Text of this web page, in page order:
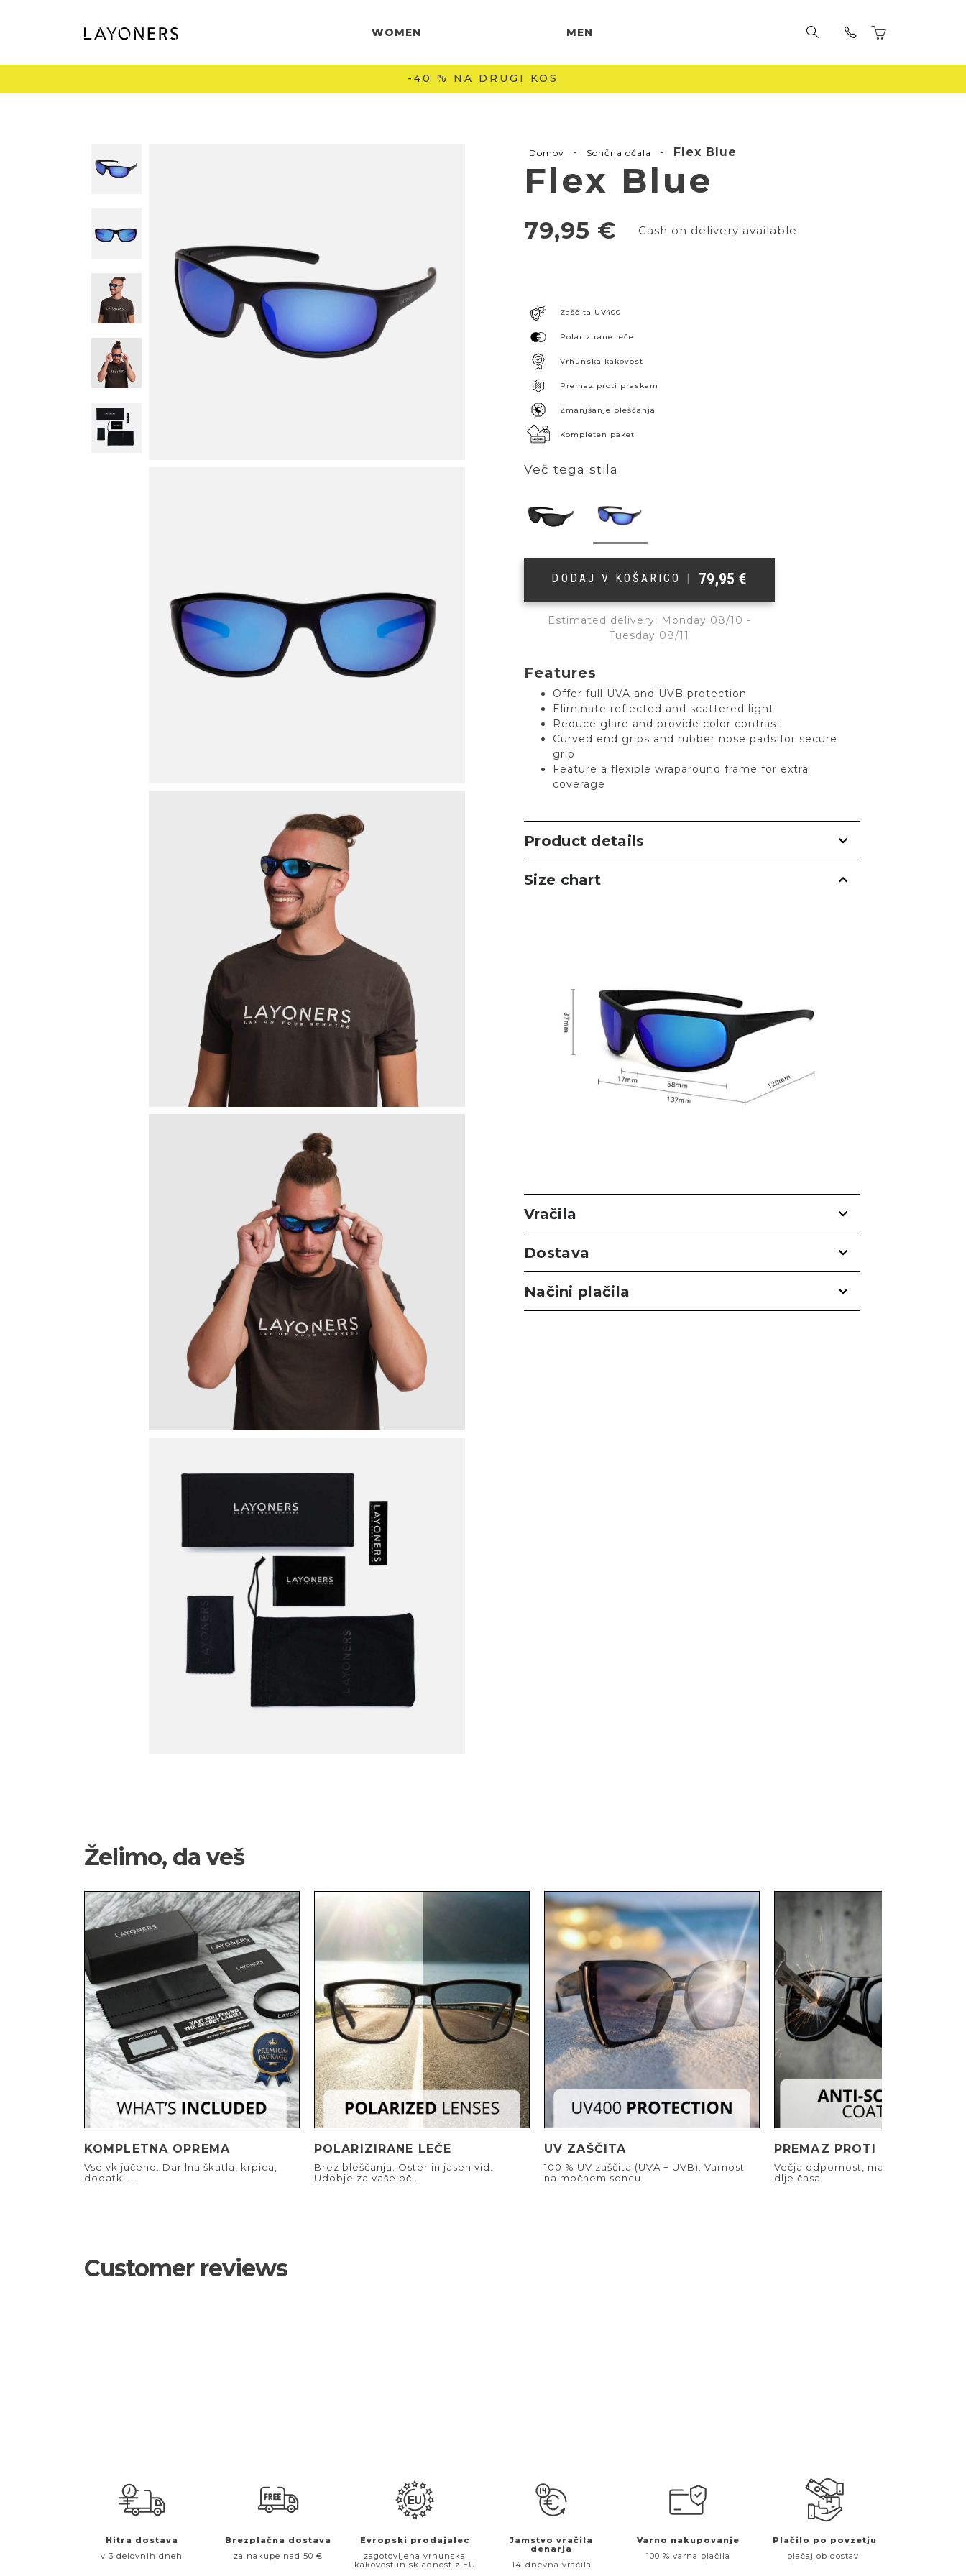
WOMEN MEN
-40 % NA DRUGI KOS
Domov - Sončna očala - Flex Blue
Flex Blue
79,95 € Cash on delivery available
Zaščita UV400
Polarizirane leče
Vrhunska kakovost
Premaz proti praskam
Zmanjšanje bleščanja
Kompleten paket
Več tega stila
DODAJ V KOŠARICO | 79,95 €
Estimated delivery: Monday 08/10 -
Tuesday 08/11
Features
Offer full UVA and UVB protection
Eliminate reflected and scattered light
Reduce glare and provide color contrast
Curved end grips and rubber nose pads for secure
grip
Feature a flexible wraparound frame for extra
coverage
Product details
Size chart
Vračila
Dostava
Načini plačila
Želimo, da veš
KOMPLETNA OPREMA
Vse vključeno. Darilna škatla, krpica,
dodatki...
POLARIZIRANE LEČE
Brez bleščanja. Oster in jasen vid.
Udobje za vaše oči.
UV ZAŠČITA
100 % UV zaščita (UVA + UVB). Varnost
na močnem soncu.
PREMAZ PROTI PRASKAM
Večja odpornost, manj prask. Jasen
dlje časa.
Customer reviews
Hitra dostava
v 3 delovnih dneh
Brezplačna dostava
za nakupe nad 50 €
Evropski prodajalec
zagotovljena vrhunska
kakovost in skladnost z EU
Jamstvo vračila
denarja
14-dnevna vračila
Varno nakupovanje
100 % varna plačila
Plačilo po povzetju
plačaj ob dostavi